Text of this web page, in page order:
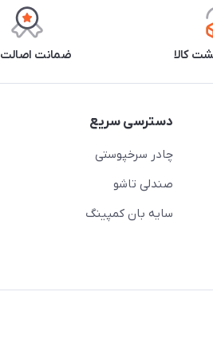
کالا ضمانت اصالت
دسترسی سریع
چادر سرخپوستی
صندلی تاشو
سایه بان کمپینگ